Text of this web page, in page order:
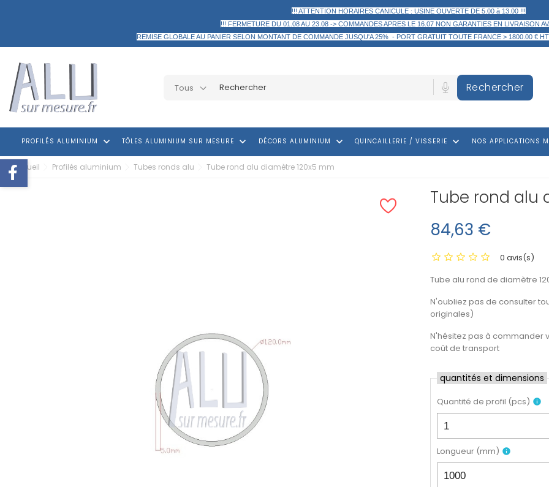
!!! ATTENTION HORAIRES CANICULE : USINE OUVERTE DE 5.00 à 13.00 !!!
!!! FERMETURE DU 01.08 AU 23.08 -> COMMANDES APRES LE 16.07 NON GARANTIES EN LIVRAISON
REMISE GLOBALE AU PANIER SELON MONTANT DE COMMANDE JUSQU'A 25% - PORT GRATUIT TOUTE FRANCE > 1800.00 €
Tous Rechercher
PROFILÉS ALUMINIUM keyboard_arrow_down TÔLES ALUMINIUM SUR MESURE keyboard_arrow_down DÉCORS ALUMINIUM keyboard_arrow_down QUINCAILLERIE / VISSERIE keyboard_arrow_down NOS APPLICATIONS
Accueil Profilés aluminium Tubes ronds alu Tube rond alu diamètre 120x5 mm
Tube rond alu
84,63 €
0 avis(s)
Tube alu rond de diamètre
N'oubliez pas de consulter
originales)
N'hésitez pas à commander
coût de transport
quantités et dimensions
Quantité de profil (pcs) info
Longueur (mm) info